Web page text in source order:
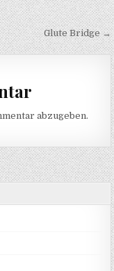
Glute Bridge →
abzugeben.